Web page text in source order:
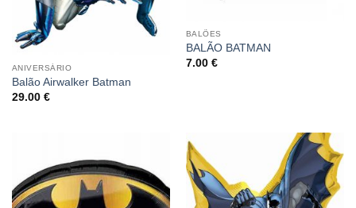
ANIVERSÁRIO
Balão Airwalker Batman
29.00 €
BALÕES
BALÃO BATMAN
7.00 €